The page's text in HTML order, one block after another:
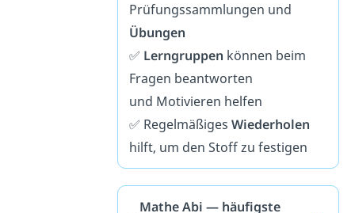
Prüfungssammlungen und
Übungen
✅ Lerngruppen können beim
Fragen beantworten
und Motivieren helfen
✅ RegelmäßigesWiederholen
hilft, um den Stoff zu festigen
Mathe Abi — häufigste